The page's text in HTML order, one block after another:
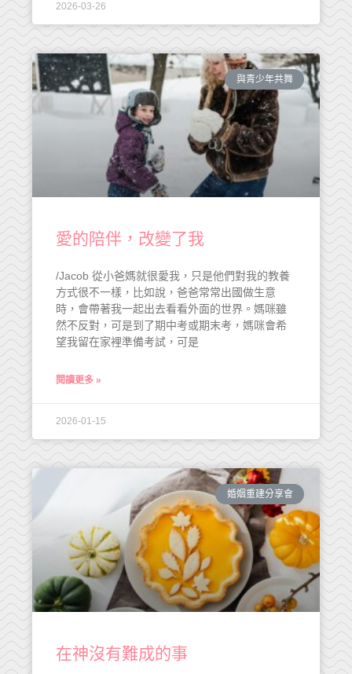
2026-03-26
與青少年共舞
愛的陪伴，改變了我
/Jacob 從小爸媽就很愛我，只是他們對我的教養
方式很不一樣，比如說，爸爸常常出國做生意
時，會帶著我一起出去看看外面的世界。媽咪雖
然不反對，可是到了期中考或期末考，媽咪會希
望我留在家裡準備考試，可是
閱讀更多 »
2026-01-15
婚姻重建分享會
在神沒有難成的事